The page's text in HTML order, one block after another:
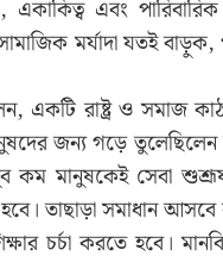
এবং পারিবারিক
মর্যাদা যতই বাড়ুক,
একটি রাষ্ট্র ও সমাজ
জন্য গড়ে
মানুষকেই সেবা
তাছাড়া সমাধান আসবে
চর্চা করতে হবে।